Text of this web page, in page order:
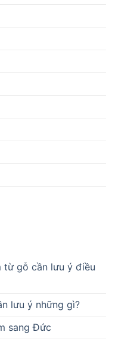
từ gỗ cần lưu ý điều
lưu ý những gì?
sang Đức